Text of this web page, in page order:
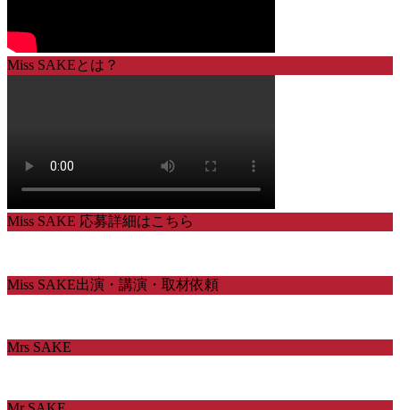
Miss SAKEとは？
Miss SAKE 応募詳細はこちら
Miss SAKE出演・講演・取材依頼
Mrs SAKE